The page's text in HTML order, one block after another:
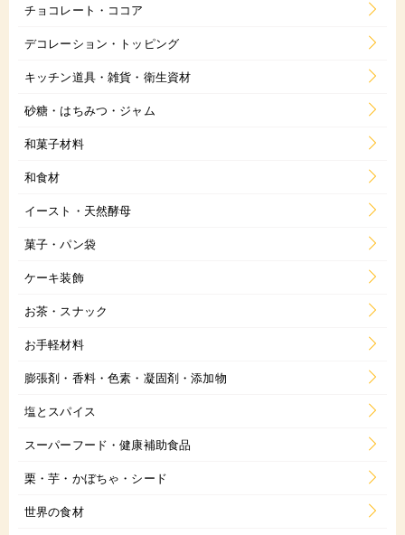
チョコレート・ココア
デコレーション・トッピング
キッチン道具・雑貨・衛生資材
砂糖・はちみつ・ジャム
和菓子材料
和食材
イースト・天然酵母
菓子・パン袋
ケーキ装飾
お茶・スナック
お手軽材料
膨張剤・香料・色素・凝固剤・添加物
塩とスパイス
スーパーフード・健康補助食品
栗・芋・かぼちゃ・シード
世界の食材